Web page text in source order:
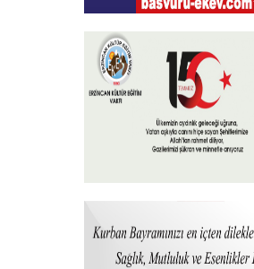
Burs Başvuruları
+
+